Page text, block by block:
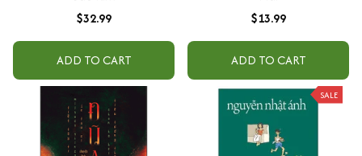
$32.99
ADD TO CART
$13.99
ADD TO CART
SALE